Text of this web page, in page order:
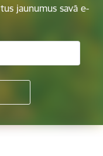
jaunumus savā e-